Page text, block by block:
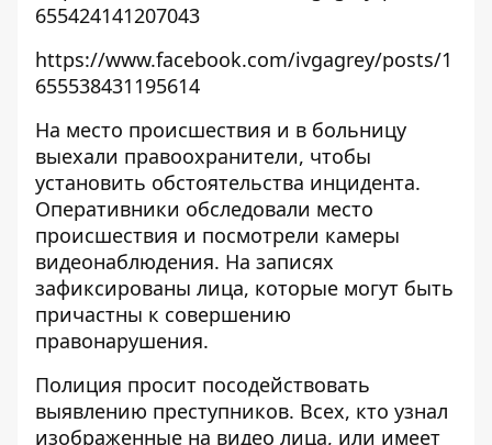
655424141207043
https://www.facebook.com/ivgagrey/posts/1
655538431195614
На место происшествия и в больницу
выехали правоохранители, чтобы
установить обстоятельства инцидента.
Оперативники обследовали место
происшествия и посмотрели камеры
видеонаблюдения. На записях
зафиксированы лица, которые могут быть
причастны к совершению
правонарушения.
Полиция просит посодействовать
выявлению преступников. Всех, кто узнал
изображенные на видео лица, или имеет